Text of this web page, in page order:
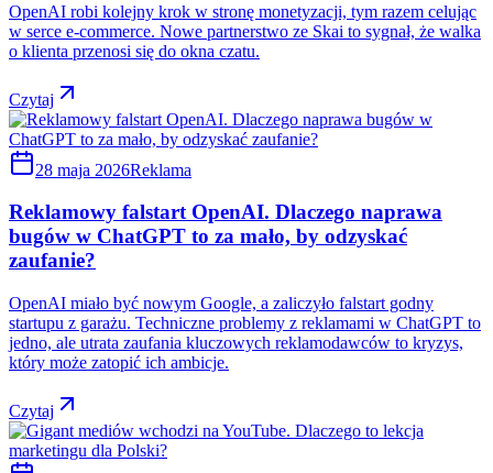
OpenAI robi kolejny krok w stronę monetyzacji, tym razem celując
w serce e-commerce. Nowe partnerstwo ze Skai to sygnał, że walka
o klienta przenosi się do okna czatu.
Czytaj
28 maja 2026Reklama
Reklamowy falstart OpenAI. Dlaczego naprawa
bugów w ChatGPT to za mało, by odzyskać
zaufanie?
OpenAI miało być nowym Google, a zaliczyło falstart godny
startupu z garażu. Techniczne problemy z reklamami w ChatGPT to
jedno, ale utrata zaufania kluczowych reklamodawców to kryzys,
który może zatopić ich ambicje.
Czytaj